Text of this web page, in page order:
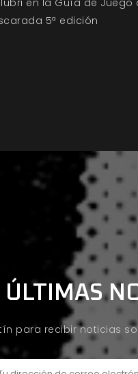
5ª edición
ÚLTIMAS
para recibir noticias